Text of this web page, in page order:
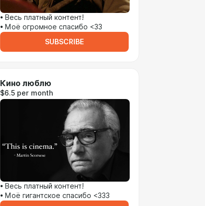
• Весь платный контент!
• Моё огромное спасибо <33
SUBSCRIBE
Кино люблю
$6.5 per month
• Весь платный контент!
• Моё гигантское спасибо <333